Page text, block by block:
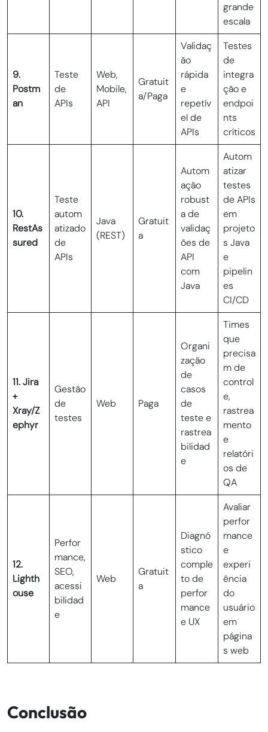
grande
escala
9.
Postm
an
Teste
de
APIs
Web,
Mobile,
API
Gratuit
a/Paga
Validaç
ão
rápida
e
repetív
el de
APIs
Testes
de
integra
ção e
endpoi
nts
críticos
10.
RestAs
sured
Teste
autom
atizado
de
APIs
Java
(REST)
Gratuit
a
Autom
ação
robust
a de
validaç
ões de
API
com
Java
Autom
atizar
testes
de APIs
em
projeto
s Java
e
pipelin
es
CI/CD
11. Jira
+
Xray/Z
ephyr
Gestão
de
testes
Web Paga
Organi
zação
de
casos
de
teste e
rastrea
bilidad
e
Times
que
precisa
m de
control
e,
rastrea
mento
e
relatóri
os de
QA
12.
Lighth
ouse
Perfor
mance,
SEO,
acessi
bilidad
e
Web
Gratuit
a
Diagnó
stico
comple
to de
perfor
mance
e UX
Avaliar
perfor
mance
e
experi
ência
do
usuário
em
página
s web
Conclusão